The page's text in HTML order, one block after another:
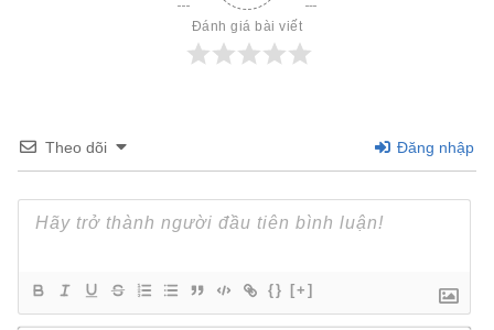
Đánh giá bài viết
Theo dõi Đăng nhập
{} [+]